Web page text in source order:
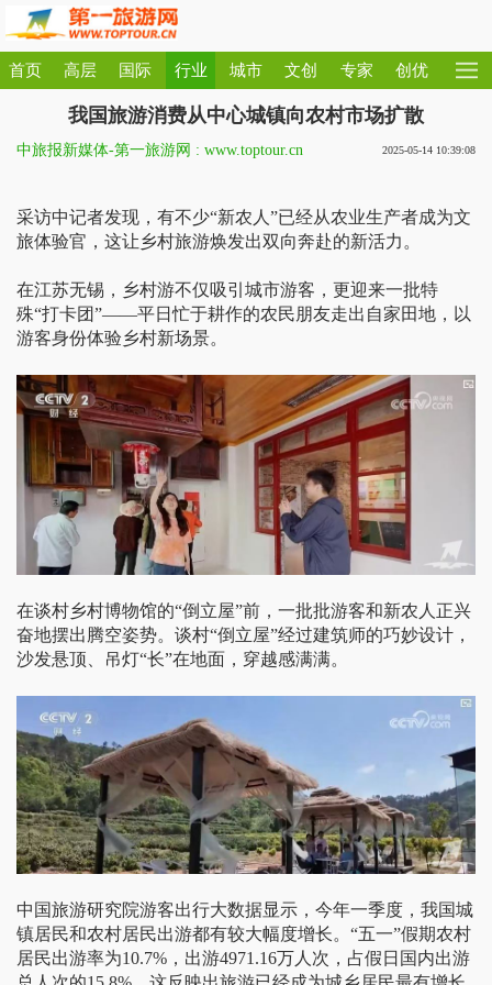
首页 高层 国际 行业 城市 文创 专家 创优
我国旅游消费从中心城镇向农村市场扩散
中旅报新媒体-第一旅游网 : www.toptour.cn 2025-05-14 10:39:08
采访中记者发现，有不少“新农人”已经从农业生产者成为文
旅体验官，这让乡村旅游焕发出双向奔赴的新活力。
在江苏无锡，乡村游不仅吸引城市游客，更迎来一批特
殊“打卡团”——平日忙于耕作的农民朋友走出自家田地，以
游客身份体验乡村新场景。
在谈村乡村博物馆的“倒立屋”前，一批批游客和新农人正兴
奋地摆出腾空姿势。谈村“倒立屋”经过建筑师的巧妙设计，
沙发悬顶、吊灯“长”在地面，穿越感满满。
中国旅游研究院游客出行大数据显示，今年一季度，我国城
镇居民和农村居民出游都有较大幅度增长。“五一”假期农村
居民出游率为10.7%，出游4971.16万人次，占假日国内出游